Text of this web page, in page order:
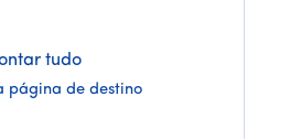
tudo
página de destino